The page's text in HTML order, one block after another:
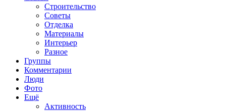
Строительство
Советы
Отделка
Материалы
Интерьер
Разное
Группы
Комментарии
Люди
Фото
Ещё
Активность